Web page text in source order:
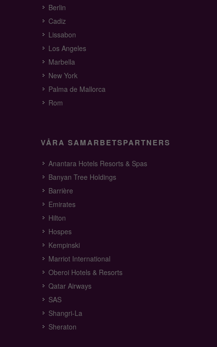
Berlin
Cadiz
Lissabon
Los Angeles
Marbella
New York
Palma de Mallorca
Rom
VÅRA SAMARBETSPARTNERS
Anantara Hotels Resorts & Spas
Banyan Tree Holdings
Barrière
Emirates
Hilton
Hospes
Kempinski
Marriot International
Oberoi Hotels & Resorts
Qatar Airways
SAS
Shangri-La
Sheraton